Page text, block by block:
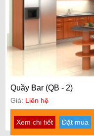
Quầy Bar (QB - 2)
Giá: Liên hệ
Xem chi tiết Đặt mua